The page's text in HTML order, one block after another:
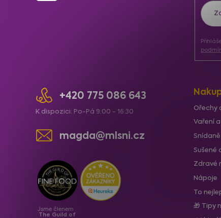
+420 775 086 643
K dispozici: Po-Pá 9:00 - 16:30
magda@mlsni.cz
Jsme členem
The Guild of
Ořechy
Vaření
Sušené
Zdravé
Nápoje
To
🎁 Tipy